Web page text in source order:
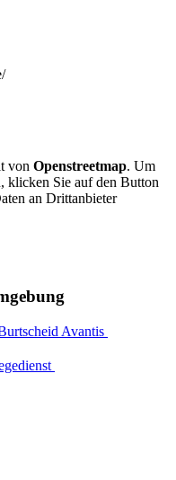
von Openstreetmap. Um
klicken Sie auf den Button
an Drittanbieter
Avantis